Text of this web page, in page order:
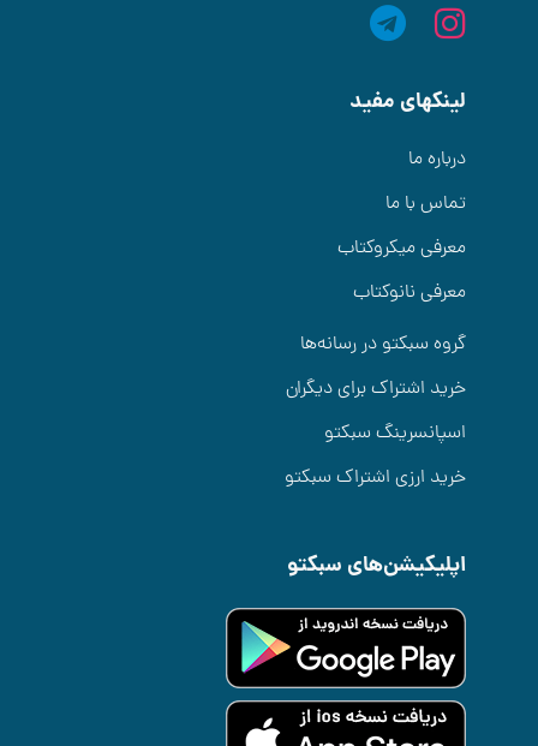
لینکهای مفید
درباره ما
تماس با ما
معرفی میکروکتاب
معرفی نانوکتاب
گروه سبکتو در رسانه‌ها
خرید اشتراک برای دیگران
اسپانسرینگ سبکتو
خرید ارزی اشتراک سبکتو
اپلیکیشن‌های سبکتو